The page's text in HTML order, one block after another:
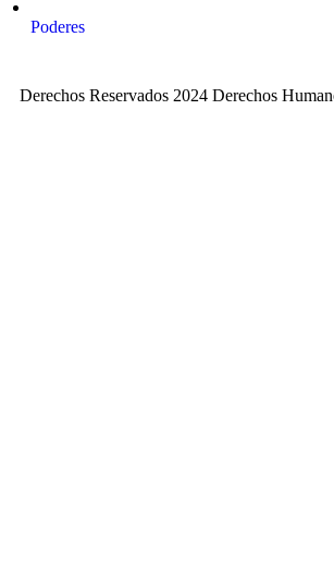
Poderes
Derechos Reservados 2024 Derechos